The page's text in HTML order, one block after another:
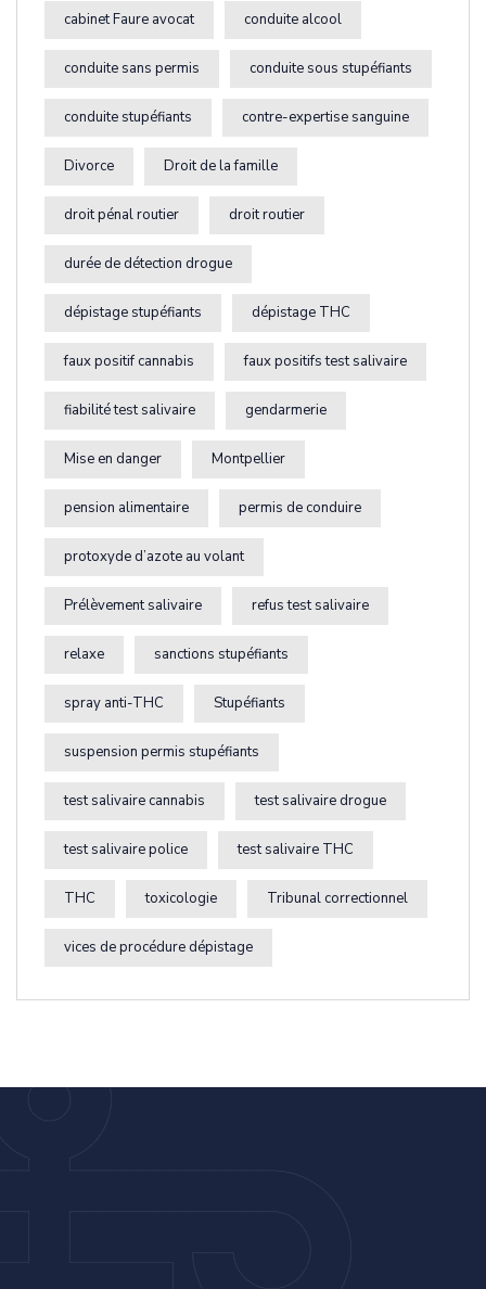
cabinet Faure avocat conduite alcool
conduite sans permis conduite sous stupéfiants
conduite stupéfiants contre-expertise sanguine
Divorce Droit de la famille
droit pénal routier droit routier
durée de détection drogue
dépistage stupéfiants dépistage THC
faux positif cannabis faux positifs test salivaire
fiabilité test salivaire gendarmerie
Mise en danger Montpellier
pension alimentaire permis de conduire
protoxyde d’azote au volant
Prélèvement salivaire refus test salivaire
relaxe sanctions stupéfiants
spray anti-THC Stupéfiants
suspension permis stupéfiants
test salivaire cannabis test salivaire drogue
test salivaire police test salivaire THC
THC toxicologie Tribunal correctionnel
vices de procédure dépistage